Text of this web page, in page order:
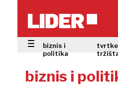
biznis i
politika
biznis i